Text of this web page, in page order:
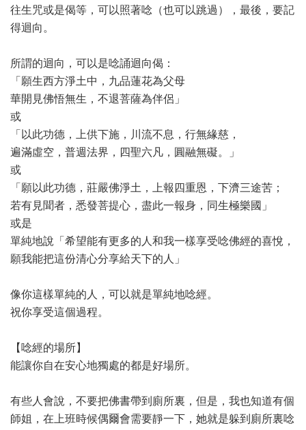
往生咒或是偈等，可以照著唸（也可以跳過），最後，要記
得迴向。
所謂的迴向，可以是唸誦迴向偈：
「願生西方淨土中，九品蓮花為父母
華開見佛悟無生，不退菩薩為伴侶」
或
「以此功德，上供下施，川流不息，行無緣慈，
遍滿虛空，普週法界，四聖六凡，圓融無礙。」
或
「願以此功德，莊嚴佛淨土，上報四重恩，下濟三途苦；
若有見聞者，悉發菩提心，盡此一報身，同生極樂國」
或是
單純地說「希望能有更多的人和我一樣享受唸佛經的喜悅，
願我能把這份清心分享給天下的人」
像你這樣單純的人，可以就是單純地唸經。
祝你享受這個過程。
【唸經的場所】
能讓你自在安心地獨處的都是好場所。
有些人會說，不要把佛書帶到廁所裏，但是，我也知道有個
師姐，在上班時候偶爾會需要靜一下，她就是躲到廁所裏唸